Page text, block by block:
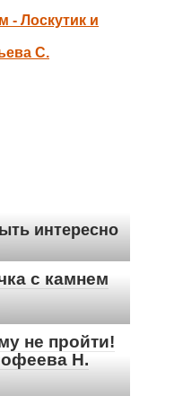
- Лоскутик и
С.
интересно
с камнем
не пройти!
Н.